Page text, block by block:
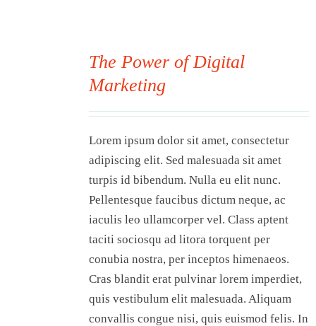
The Power of Digital
Marketing
Lorem ipsum dolor sit amet, consectetur
adipiscing elit. Sed malesuada sit amet
turpis id bibendum. Nulla eu elit nunc.
Pellentesque faucibus dictum neque, ac
iaculis leo ullamcorper vel. Class aptent
taciti sociosqu ad litora torquent per
conubia nostra, per inceptos himenaeos.
Cras blandit erat pulvinar lorem imperdiet,
quis vestibulum elit malesuada. Aliquam
convallis congue nisi, quis euismod felis. In